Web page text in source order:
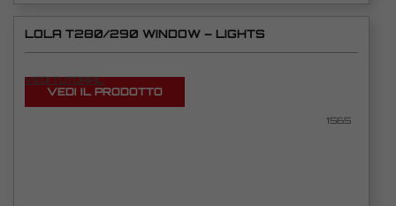
LOLA T280/290 WINDOW – LIGHTS
VEDI TUTORIAL
VEDI IL PRODOTTO
1565